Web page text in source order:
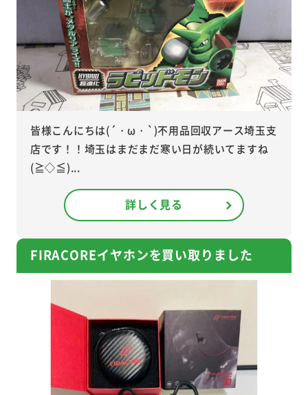
皆様こんにちは(´・ω・`)不用品回収アース埼玉支
店です！！埼玉はまだまだ寒い日が続いてますね
(≧◇≦)...
詳しく見る
FIRACOREイヤホンを買い取りました